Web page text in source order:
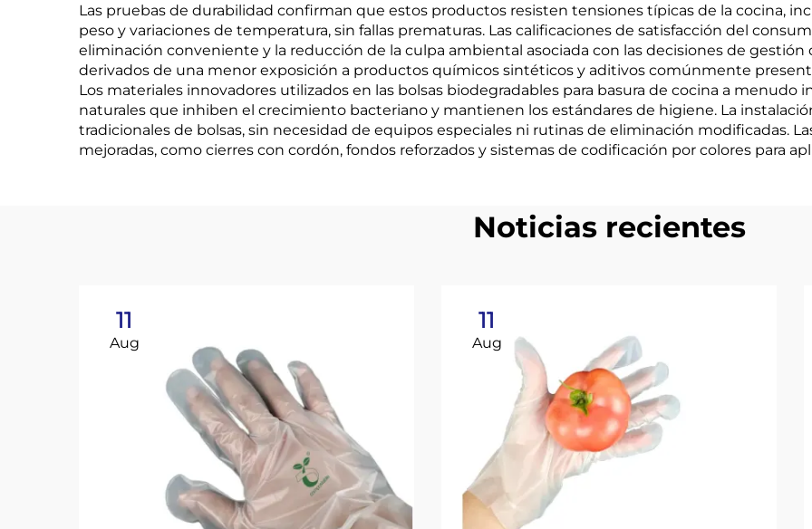
Las pruebas de durabilidad confirman que estos productos resisten tensiones típicas de la cocina,
peso y variaciones de temperatura, sin fallas prematuras. Las calificaciones de satisfacción del
eliminación conveniente y la reducción de la culpa ambiental asociada con las decisiones de gestión
derivados de una menor exposición a productos químicos sintéticos y aditivos comúnmente
Los materiales innovadores utilizados en las bolsas biodegradables para basura de cocina a
naturales que inhiben el crecimiento bacteriano y mantienen los estándares de higiene. La
tradicionales de bolsas, sin necesidad de equipos especiales ni rutinas de eliminación modificadas.
mejoradas, como cierres con cordón, fondos reforzados y sistemas de codificación por colores para
Noticias recientes
11
Aug
11
Aug